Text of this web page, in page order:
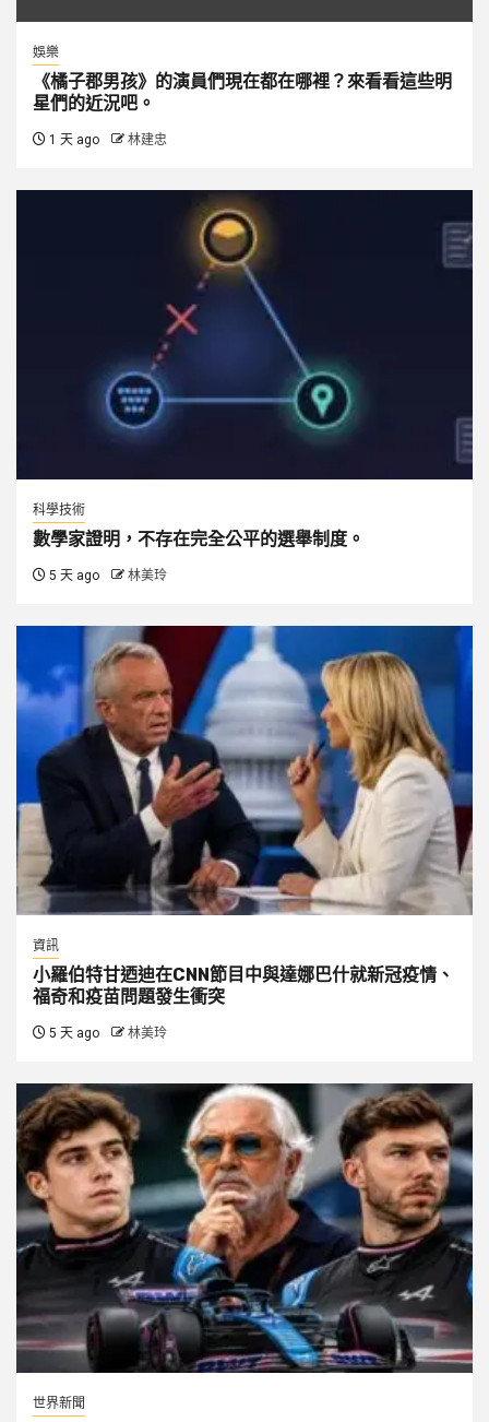
娛樂
《橘子郡男孩》的演員們現在都在哪裡？來看看這些明
星們的近況吧。
1 天 ago 林建忠
科學技術
數學家證明，不存在完全公平的選舉制度。
5 天 ago 林美玲
資訊
小羅伯特甘迺迪在CNN節目中與達娜巴什就新冠疫情、
福奇和疫苗問題發生衝突
5 天 ago 林美玲
世界新聞